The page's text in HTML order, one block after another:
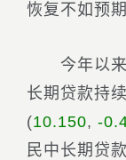
恢复不如预期
今年以来
长期贷款持
(10.150, -
民中长期贷